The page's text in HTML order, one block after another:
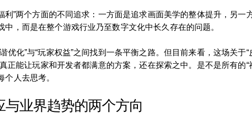
利”两个方面的不同追求：一方面是追求画面美学的整体提升，另
，而是在整个游戏行业乃至数字文化中长久存在的问题。
优化”与“玩家权益”之间找到一条平衡之路。但目前来看，这场关于
正能让玩家和开发者都满意的方案，还在探索之中。是不是所有的“
人去思考。
与业界趋势的两个方向